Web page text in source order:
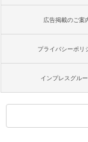
広告掲載のご案
プライバシーポリ
インプレスグル